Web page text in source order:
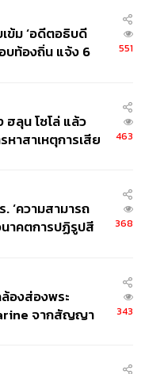
ข้ม ‘อดีตอธิบดี
บท้องถิ่น แจ้ง 6
551
ฮลุน โซโล่ แล้ว
าสาเหตุการเสีย
463
‘ความสามารถ
นาคตการปฏิรูปสี
368
องส่องพระ
จากสัญญา
บรนด์
343